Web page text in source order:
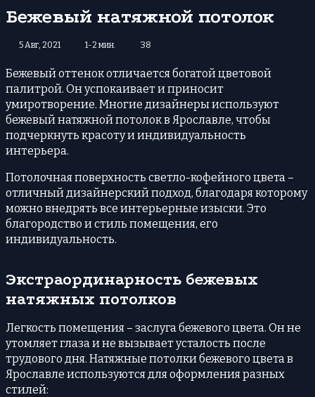
Бежевый натяжной потолок
5 Авг, 2021 1-2 мин. 38
Бежевый оттенок отличается богатой цветовой
палитрой. Он успокаивает и приносит
умиротворение. Многие дизайнеры используют
бежевый натяжной потолок в Ярославле, чтобы
подчеркнуть красоту и индивидуальность
интерьера.
Потолочная поверхность светло-кофейного цвета –
отличный дизайнерский подход, благодаря которому
можно внедрять все интерьерные изыски. Это
благородство и стиль помещения, его
индивидуальность.
Экстраординарность бежевых
натяжных потолков
Легкость помещения – заслуга бежевого цвета. Он не
утомляет глаза и не вызывает усталость после
трудового дня. Натяжные потолки бежевого цвета в
Ярославле используются для оформления разных
стилей: